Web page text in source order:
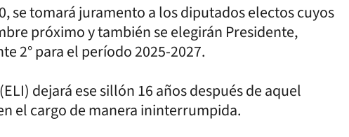
se tomará juramento a los diputados electos cuyos
próximo y también se elegirán Presidente,
2° para el período 2025-2027.
dejará ese sillón 16 años después de aquel
el cargo de manera ininterrumpida.